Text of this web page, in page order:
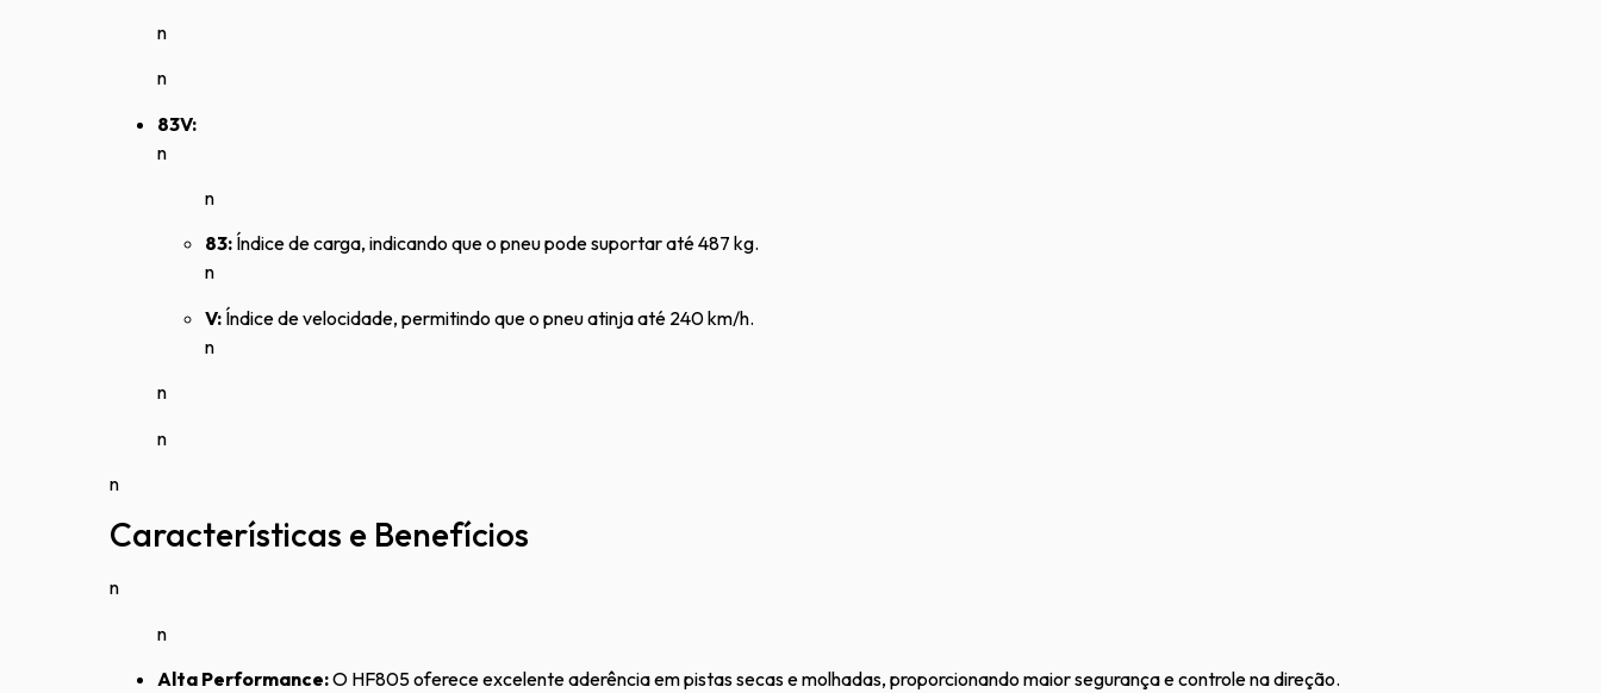
n
n
83V:
n
n
83: Índice de carga, indicando que o pneu pode suportar até 487 kg.
n
V: Índice de velocidade, permitindo que o pneu atinja até 240 km/h.
n
n
n
n
Características e Benefícios
n
n
Alta Performance:O HF805 oferece excelente aderência em pistas secas e molhadas, proporcionando maior segurança e controle na direção.